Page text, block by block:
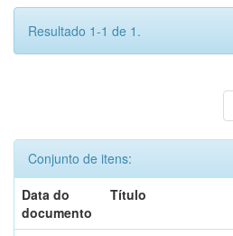
Resultado 1-1 de 1.
Conjunto de itens:
Data do
documento
Título